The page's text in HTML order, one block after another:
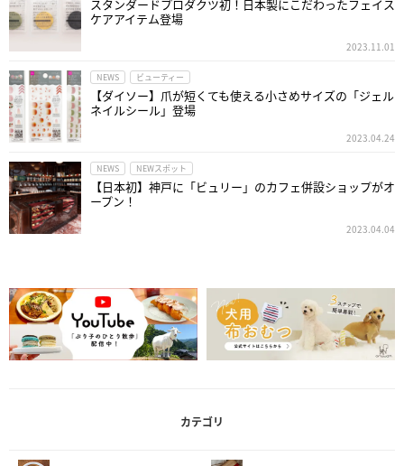
スタンダードプロダクツ初！日本製にこだわったフェイス
ケアアイテム登場
2023.11.01
NEWS ビューティー
【ダイソー】爪が短くても使える小さめサイズの「ジェル
ネイルシール」登場
2023.04.24
NEWS NEWスポット
【日本初】神戸に「ビュリー」のカフェ併設ショップがオ
ープン！
2023.04.04
カテゴリ